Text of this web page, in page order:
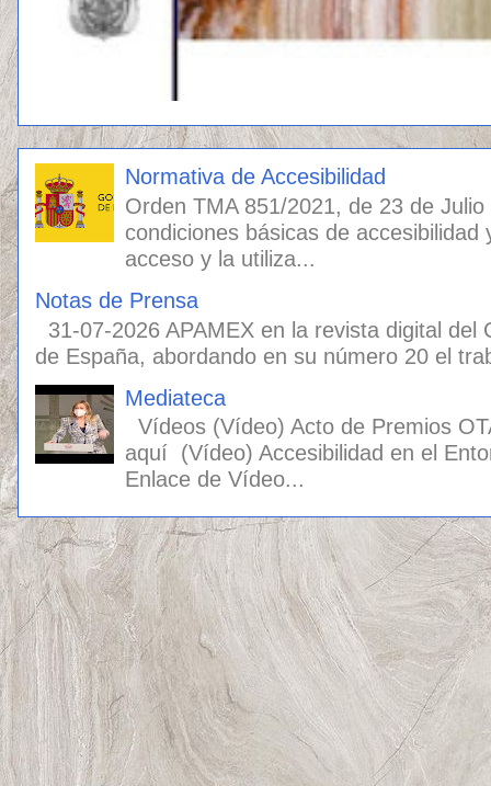
Normativa de Accesibilidad
Orden TMA 851/2021, de 23 de
condiciones básicas de
acceso y la utiliza...
Notas de Prensa
31-07-2026 APAMEX en la revista digital del
de España, abordando en su número 20 el
Mediateca
Vídeos (Vídeo) Acto de Premios
aquí (Vídeo) Accesibilidad en el
Enlace de Vídeo...